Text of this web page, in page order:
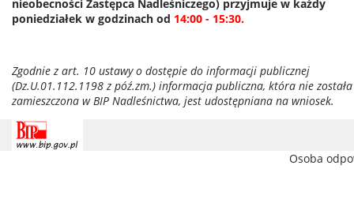
nieobecności Zastępca Nadleśniczego) przyjmuje w każdy
poniedziałek w godzinach od 14:00 - 15:30.
Zgodnie z art. 10 ustawy o dostępie do informacji publicznej
(Dz.U.01.112.1198 z póź.zm.) informacja publiczna, która nie została
zamieszczona w BIP Nadleśnictwa, jest udostępniana na wniosek.
Osoba